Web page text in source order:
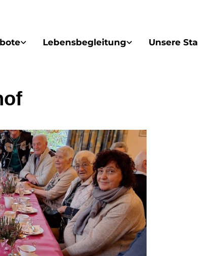
Lebensbegleitung Unsere